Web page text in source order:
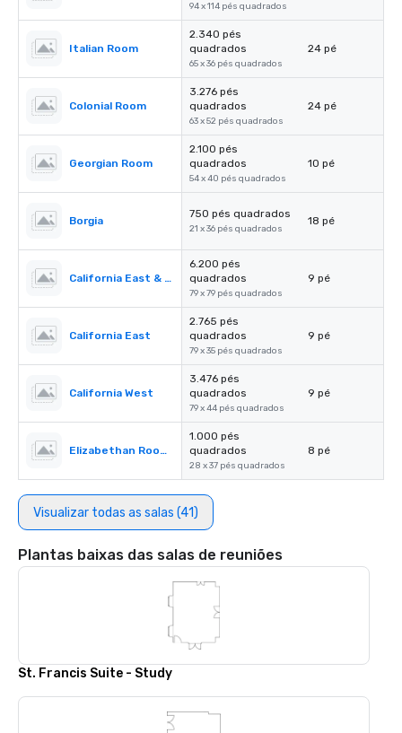
94 x 114 pés quadrados
Italian Room
2.340 pés
quadrados
65 x 36 pés quadrados
24 pé
Colonial Room
3.276 pés
quadrados
63 x 52 pés quadrados
24 pé
Georgian Room
2.100 pés
quadrados
54 x 40 pés quadrados
10 pé
Borgia
750 pés quadrados
21 x 36 pés quadrados
18 pé
California East & West
6.200 pés
quadrados
79 x 79 pés quadrados
9 pé
California East
2.765 pés
quadrados
79 x 35 pés quadrados
9 pé
California West
3.476 pés
quadrados
79 x 44 pés quadrados
9 pé
Elizabethan Room A
1.000 pés
quadrados
28 x 37 pés quadrados
8 pé
Visualizar todas as salas (41)
Plantas baixas das salas de reuniões
St. Francis Suite - Study